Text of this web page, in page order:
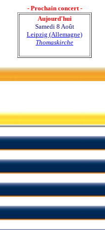
- Prochain concert -
Aujourd'hui
Samedi 8 Août
Leipzig (Allemagne)
Thomaskirche